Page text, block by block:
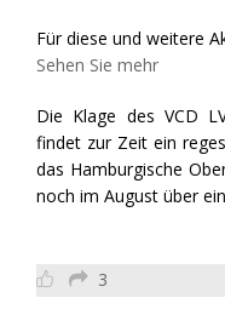
Für diese und weitere
Sehen Sie mehr
Die Klage des VCD
findet zur Zeit ein
das Hamburgische
noch im August über
3